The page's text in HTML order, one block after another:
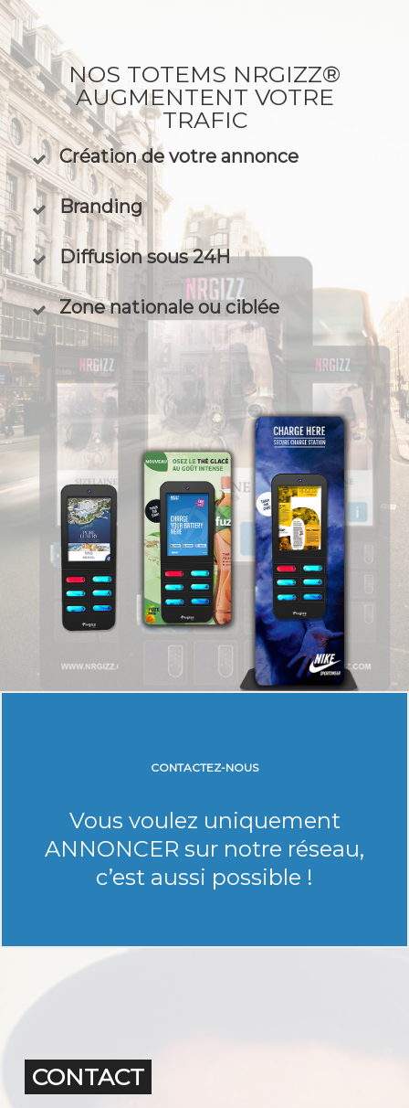
NOS TOTEMS NRGIZZ®
AUGMENTENT VOTRE
TRAFIC
Création de votre annonce
Branding
Diffusion sous 24H
Zone nationale ou ciblée
CONTACTEZ-NOUS
Vous voulez uniquement
ANNONCER sur notre réseau,
c’est aussi possible !
CONTACT